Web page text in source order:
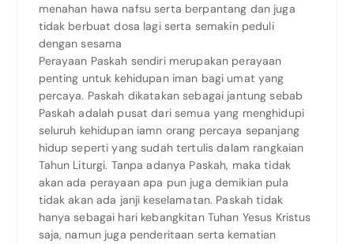
menahan hawa nafsu serta berpantang dan juga
tidak berbuat dosa lagi serta semakin peduli
dengan sesama
Perayaan Paskah sendiri merupakan perayaan
penting untuk kehidupan iman bagi umat yang
percaya. Paskah dikatakan sebagai jantung sebab
Paskah adalah pusat dari semua yang menghidupi
seluruh kehidupan iamn orang percaya sepanjang
hidup seperti yang sudah tertulis dalam rangkaian
Tahun Liturgi. Tanpa adanya Paskah, maka tidak
akan ada perayaan apa pun juga demikian pula
tidak akan ada janji keselamatan. Paskah tidak
hanya sebagai hari kebangkitan Tuhan Yesus Kristus
saja, namun juga penderitaan serta kematian